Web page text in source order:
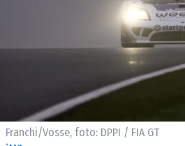
HISTORIE
ZAJÍMAVOSTI
TECHNIKA
EKONOMIKA
PROFI
Franchi/Vosse, foto: DPPI / FIA GT